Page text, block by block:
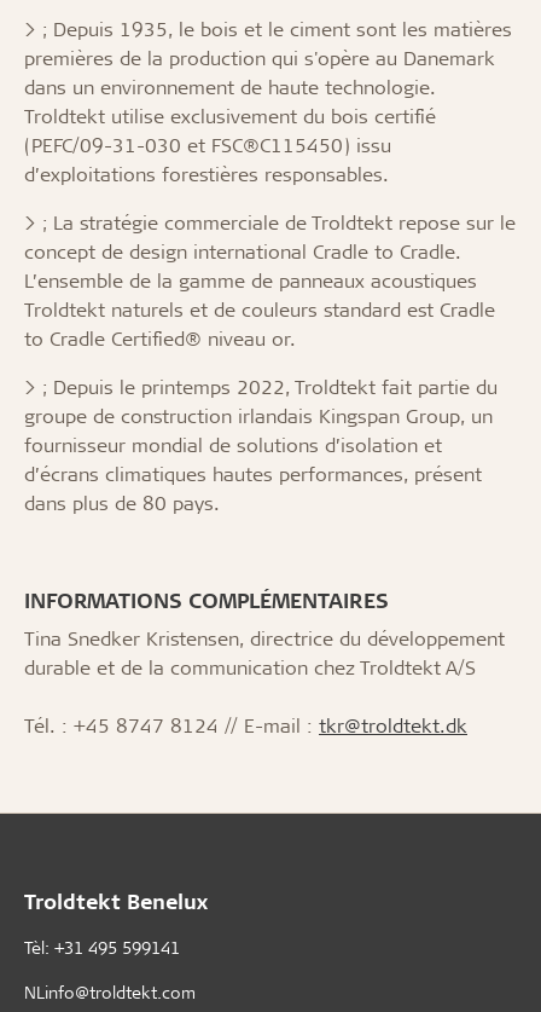
> ; Depuis 1935, le bois et le ciment sont les matières
premières de la production qui s'opère au Danemark
dans un environnement de haute technologie.
Troldtekt utilise exclusivement du bois certifié
(PEFC/09-31-030 et FSC®C115450) issu
d’exploitations forestières responsables.
> ; La stratégie commerciale de Troldtekt repose sur le
concept de design international Cradle to Cradle.
L’ensemble de la gamme de panneaux acoustiques
Troldtekt naturels et de couleurs standard est Cradle
to Cradle Certified® niveau or.
> ; Depuis le printemps 2022, Troldtekt fait partie du
groupe de construction irlandais Kingspan Group, un
fournisseur mondial de solutions d’isolation et
d’écrans climatiques hautes performances, présent
dans plus de 80 pays.
INFORMATIONS COMPLÉMENTAIRES
Tina Snedker Kristensen, directrice du développement
durable et de la communication chez Troldtekt A/S
Tél. : +45 8747 8124 // E-mail : tkr@troldtekt.dk
Troldtekt Benelux
Tèl: +31 495 599141
NLinfo@troldtekt.com